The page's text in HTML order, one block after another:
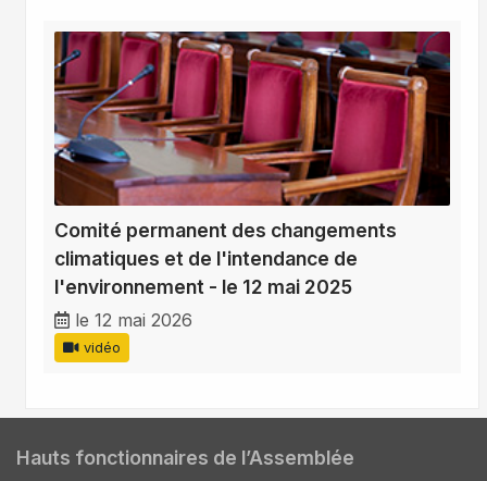
Comité permanent des changements
climatiques et de l'intendance de
l'environnement - le 12 mai 2025
le 12 mai 2026
vidéo
Hauts fonctionnaires de l’Assemblée